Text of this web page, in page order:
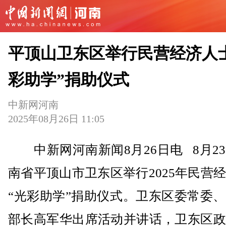
平顶山卫东区举行民营经济人
彩助学”捐助仪式
中新网河南
2025年08月26日 11:05
中新网河南新闻8月26日电 8月23
南省平顶山市卫东区举行2025年民营
“光彩助学”捐助仪式。卫东区委常委
部长高军华出席活动并讲话，卫东区